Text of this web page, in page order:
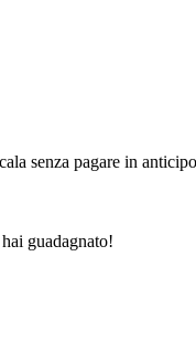
senza pagare in anticipo
hai guadagnato!